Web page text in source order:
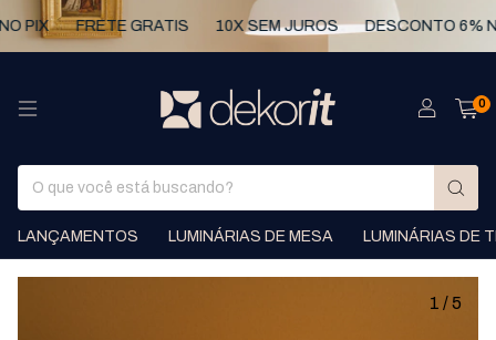
FRETE GRATIS 10X SEM JUROS DESCONTO 6% NO PIX
0
LANÇAMENTOS LUMINÁRIAS DE MESA LUMINÁRIAS DE
1 /5